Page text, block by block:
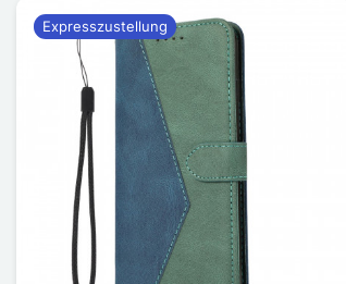
Expresszustellung